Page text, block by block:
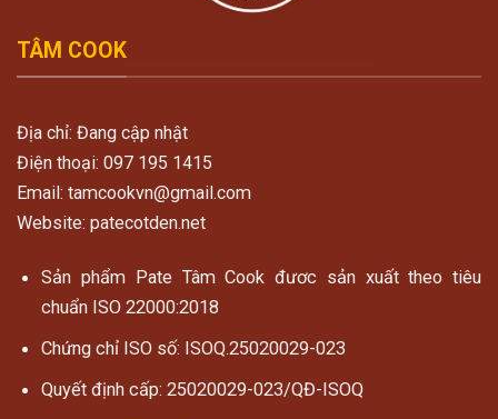
TÂM COOK
Địa chỉ: Đang cập nhật
Điện thoại: 097 195 1415
Email: tamcookvn@gmail.com
Website: patecotden.net
Sản phẩm Pate Tâm Cook đươc sản xuất theo tiêu
chuẩn ISO 22000:2018
Chứng chỉ ISO số: ISOQ.25020029-023
Quyết định cấp: 25020029-023/QĐ-ISOQ